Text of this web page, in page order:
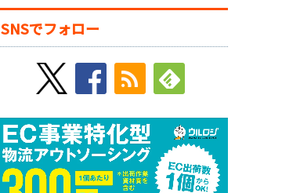
SNSでフォロー